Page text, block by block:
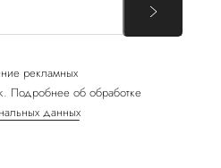
рекламных
Подробнее об обработке
данных